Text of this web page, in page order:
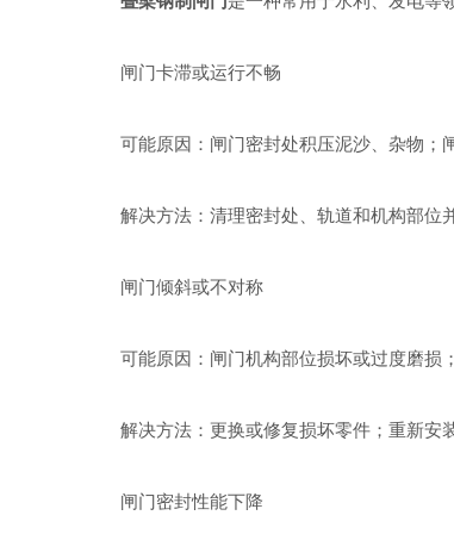
闸门卡滞或运行不畅
可能原因：闸门密封处积压泥沙、杂物；闸
解决方法：清理密封处、轨道和机构部位并
闸门倾斜或不对称
可能原因：闸门机构部位损坏或过度磨损；
解决方法：更换或修复损坏零件；重新安装
闸门密封性能下降